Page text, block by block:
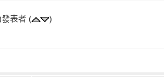
發表者 (
)